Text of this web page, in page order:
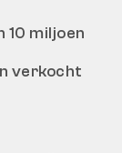
10 miljoen
verkocht